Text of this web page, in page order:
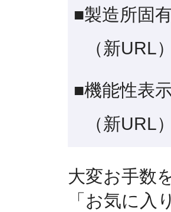
■製造所固
（新URL）
■機能性表
（新URL）
大変お手数
「お気に